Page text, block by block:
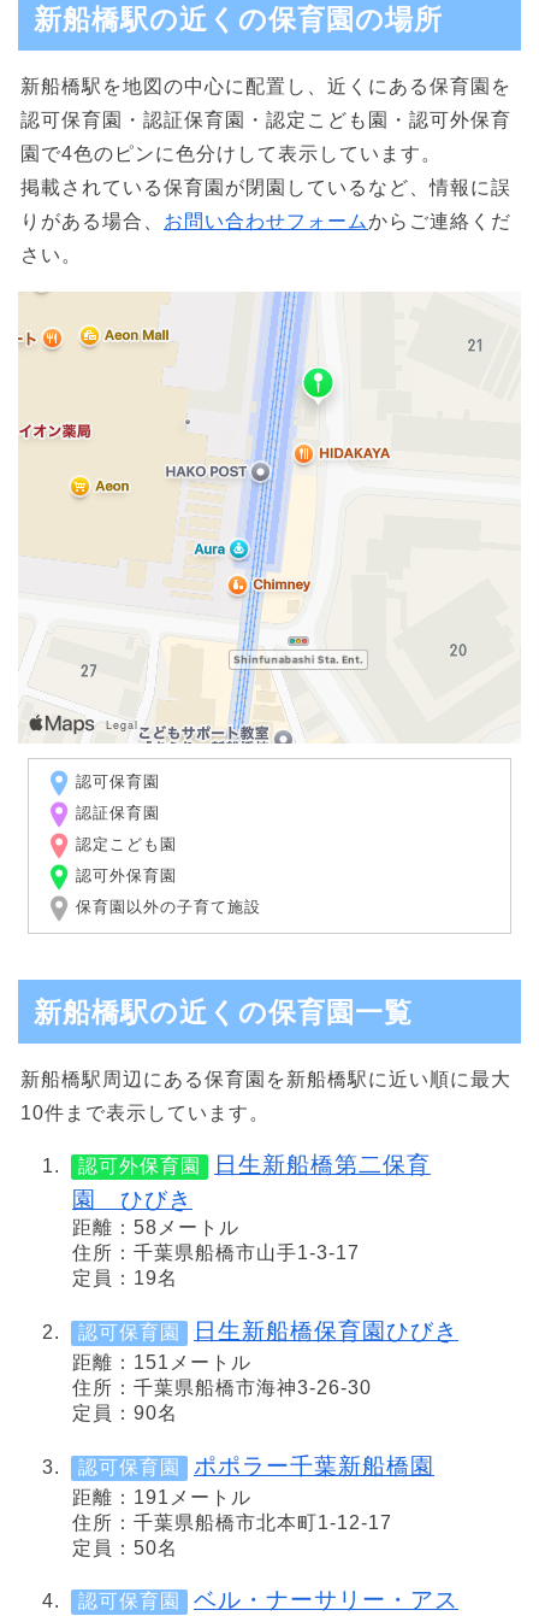
新船橋駅の近くの保育園の場所
新船橋駅を地図の中心に配置し、近くにある保育園を
認可保育園・認証保育園・認定こども園・認可外保育
園で4色のピンに色分けして表示しています。
掲載されている保育園が閉園しているなど、情報に誤
りがある場合、 お問い合わせフォームからご連絡くだ
さい。
認可保育園
認証保育園
認定こども園
認可外保育園
保育園以外の子育て施設
新船橋駅の近くの保育園一覧
新船橋駅周辺にある保育園を新船橋駅に近い順に最大
10件まで表示しています。
認可外保育園
日生新船橋第二保育
園 ひびき
距離：58メートル
住所：千葉県船橋市山手1-3-17
定員：19名
認可保育園 日生新船橋保育園ひびき
距離：151メートル
住所：千葉県船橋市海神3-26-30
定員：90名
認可保育園 ポポラー千葉新船橋園
距離：191メートル
住所：千葉県船橋市北本町1-12-17
定員：50名
認可保育園 ベル・ナーサリー・アス